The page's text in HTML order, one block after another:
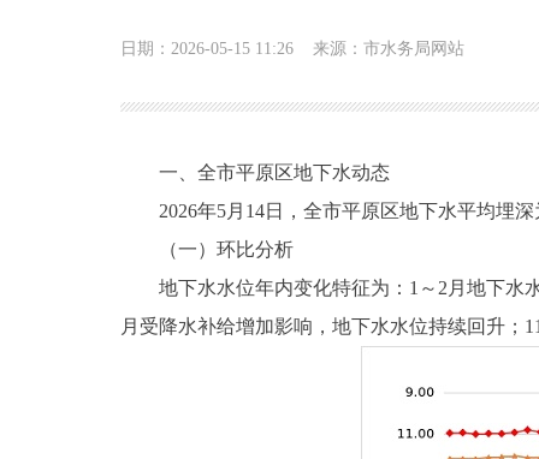
日期：2026-05-15 11:26 来源：市水务局网站
一、全市平原区地下水动态
2026年5月14日，全市平原区地下水平均埋深
（一）环比分析
地下水水位年内变化特征为：1～2月地下水水
月受降水补给增加影响，地下水水位持续回升；